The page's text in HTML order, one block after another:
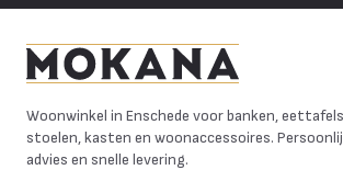
Woonwinkel in Enschede voor banken,
stoelen, kasten en woonaccessoires.
advies en snelle levering.